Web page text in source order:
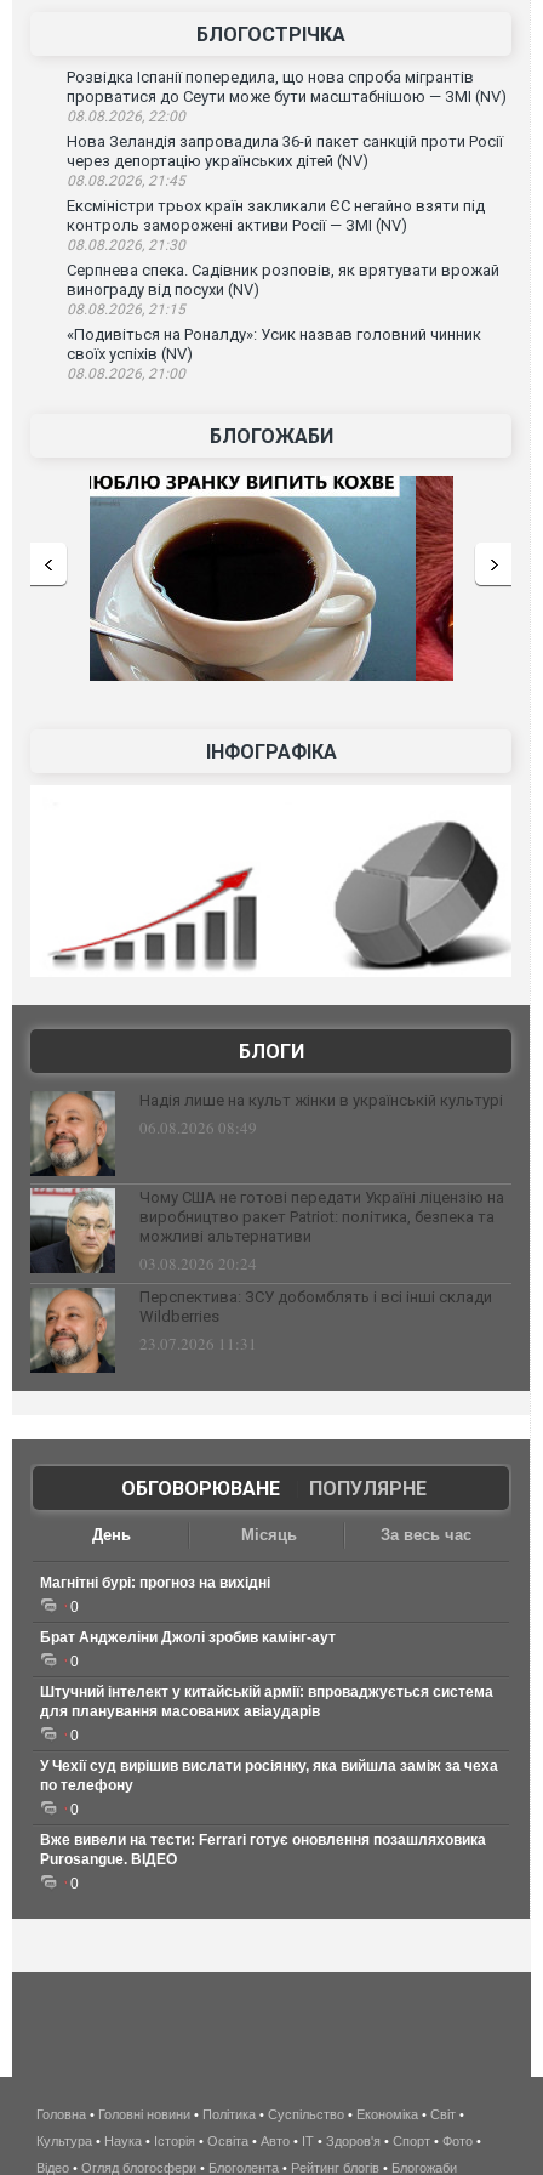
БЛОГОСТРІЧКА
Розвідка Іспанії попередила, що нова спроба мігрантів
прорватися до Сеути може бути масштабнішою — ЗМІ (NV)
08.08.2026, 22:00
Нова Зеландія запровадила 36-й пакет санкцій проти Росії
через депортацію українських дітей (NV)
08.08.2026, 21:45
Ексміністри трьох країн закликали ЄС негайно взяти під
контроль заморожені активи Росії — ЗМІ (NV)
08.08.2026, 21:30
Серпнева спека. Садівник розповів, як врятувати врожай
винограду від посухи (NV)
08.08.2026, 21:15
«Подивіться на Роналду»: Усик назвав головний чинник
своїх успіхів (NV)
08.08.2026, 21:00
БЛОГОЖАБИ
ІНФОГРАФІКА
БЛОГИ
Надія лише на культ жінки в українській культурі
06.08.2026 08:49
Чому США не готові передати Україні ліцензію на
виробництво ракет Patriot: політика, безпека та
можливі альтернативи
03.08.2026 20:24
Перспектива: ЗСУ добомблять і всі інші склади
Wildberries
23.07.2026 11:31
ОБГОВОРЮВАНЕ| ПОПУЛЯРНЕ
День Місяць За весь час
Магнітні бурі: прогноз на вихідні
0
Брат Анджеліни Джолі зробив камінг-аут
0
Штучний інтелект у китайській армії: впроваджується система
для планування масованих авіаударів
0
У Чехії суд вирішив вислати росіянку, яка вийшла заміж за чеха
по телефону
0
Вже вивели на тести: Ferrari готує оновлення позашляховика
Purosangue. ВІДЕО
0
беспроводной
интернет
киев
Головна • Головні новини • Політика • Суспільство • Економіка • Світ •
Культура • Наука • Історія • Освіта • Авто • IT • Здоров'я • Спорт • Фото •
Відео • Огляд блогосфери • Блоголента • Рейтинг блогів • Блогожаби